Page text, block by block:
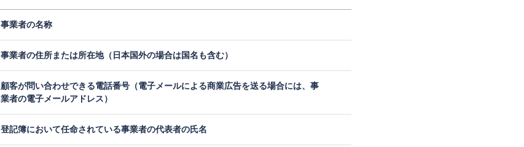
事業者の名称
事業者の住所または所在地（日本国外の場合は国名も含む）
顧客が問い合わせできる電話番号（電子メールによる商業広告を送る場合には、事
業者の電子メールアドレス）
登記簿において任命されている事業者の代表者の氏名